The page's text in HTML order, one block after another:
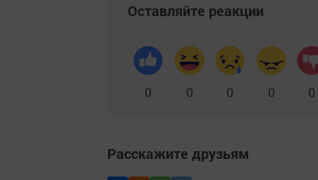
Оставляйте реакции
0 0 0 0 0
Расскажите друзьям